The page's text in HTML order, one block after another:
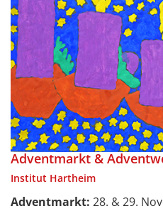
Adventmarkt &
Institut Hartheim
Adventmarkt: 28. & 29.